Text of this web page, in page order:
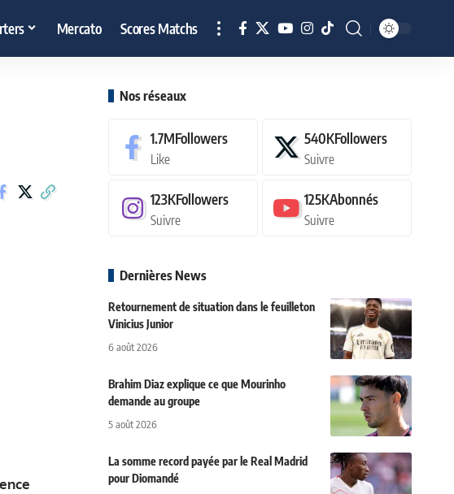
Mercato Scores Matchs
Nos réseaux
1.7MFollowers
Like
540KFollowers
Suivre
123KFollowers
Suivre
125KAbonnés
Suivre
Dernières News
Retournement de situation dans le feuilleton
Vinicius Junior
6 août 2026
Brahim Diaz explique ce que Mourinho
demande au groupe
5 août 2026
La somme record payée par le Real Madrid
pour Diomandé